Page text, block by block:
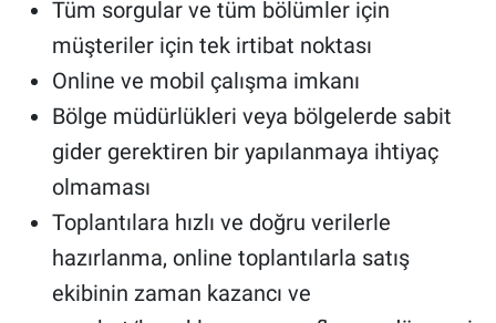
Tüm sorgular ve tüm bölümler için
müşteriler için tek irtibat noktası
Online ve mobil çalışma imkanı
Bölge müdürlükleri veya bölgelerde sabit
gider gerektiren bir yapılanmaya ihtiyaç
olmaması
Toplantılara hızlı ve doğru verilerle
hazırlanma, online toplantılarla satış
ekibinin zaman kazancı ve